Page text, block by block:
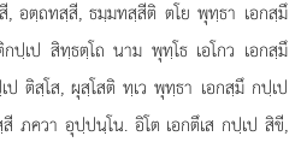
อตฺถทสฺสี, ธมฺมทสฺสีติ ตโย พุทฺธา เอกสฺมึ
เป สิทฺธตฺโถ นาม พุทฺโธ เอโกว เอกสฺมึ
ติสฺโส, ผุสฺโสติ ทฺเว พุทฺธา เอกสฺมึ กปฺเป
ภควา อุปฺปนฺโน. อิโต เอกตึเส กปฺเป สิขี,